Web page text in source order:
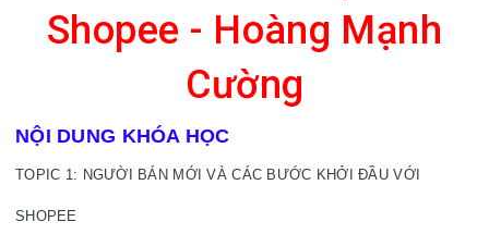
Shopee - Hoàng Mạnh
Cường
NỘI DUNG KHÓA HỌC
TOPIC 1: NGƯỜI BÁN MỚI VÀ CÁC BƯỚC KHỞI ĐẦU VỚI